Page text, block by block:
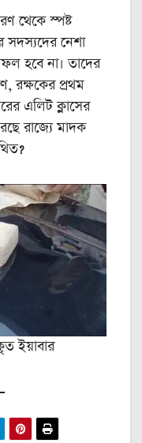
থেকে স্পষ্ট
সদস্যদের নেশা
হবে না। তাদের
রক্ষকের প্রথম
এলিট ক্লাসের
রাজ্যে মাদক
ইয়াবার